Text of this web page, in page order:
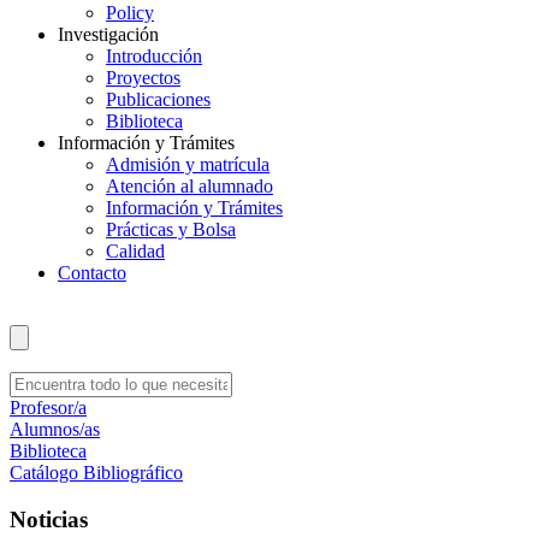
Policy
Investigación
Introducción
Proyectos
Publicaciones
Biblioteca
Información y Trámites
Admisión y matrícula
Atención al alumnado
Información y Trámites
Prácticas y Bolsa
Calidad
Contacto
Profesor/a
Alumnos/as
Biblioteca
Catálogo Bibliográfico
Noticias